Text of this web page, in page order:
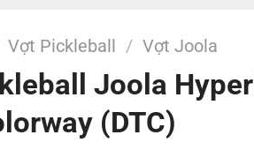
Vợt Pickleball / Vợt Joola
Joola
(DTC)